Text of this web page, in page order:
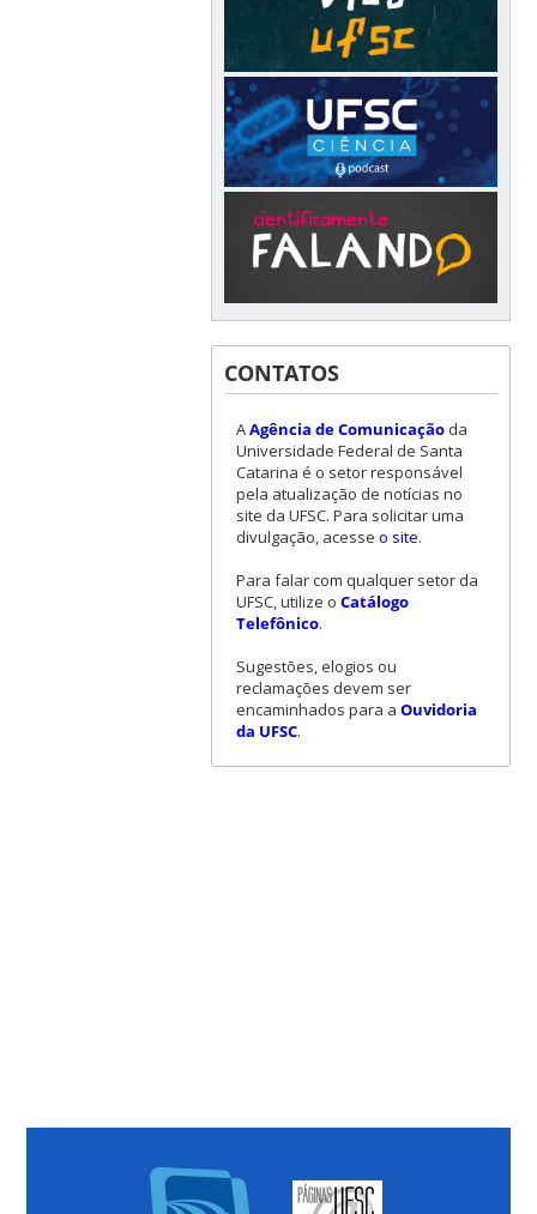
CONTATOS
AAgência de Comunicaçãoda
Universidade Federal de Santa
Catarina é o setor responsável
pela atualização de notícias no
site da UFSC. Para solicitar uma
divulgação, acesse o site.
Para falar com qualquer setor da
UFSC, utilize o Catálogo
Telefônico.
Sugestões, elogios ou
reclamações devem ser
encaminhados para a Ouvidoria
da UFSC.